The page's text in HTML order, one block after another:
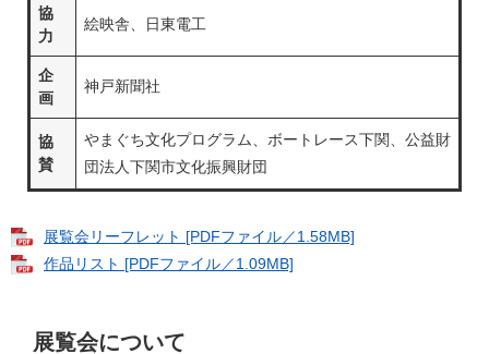
協
力
絵映舎、日東電工
企
画
神戸新聞社
協
賛
やまぐち文化プログラム、ボートレース下関、公益財
団法人下関市文化振興財団
展覧会リーフレット [PDFファイル／1.58MB]
作品リスト [PDFファイル／1.09MB]
展覧会について